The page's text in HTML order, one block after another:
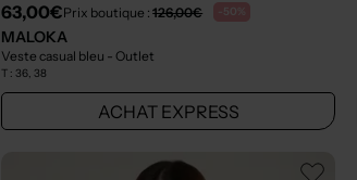
63,00€Prix boutique :126,00€ -50%
MALOKA
Veste casual bleu - Outlet
T :36, 38
ACHAT EXPRESS